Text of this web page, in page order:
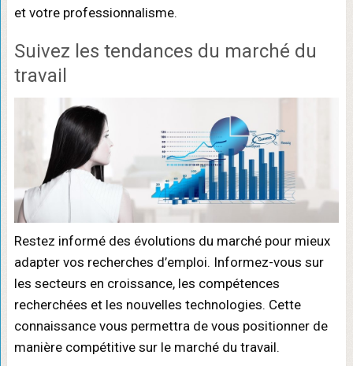
et votre professionnalisme.
Suivez les tendances du marché du
travail
Restez informé des évolutions du marché pour mieux
adapter vos recherches d’emploi. Informez-vous sur
les secteurs en croissance, les compétences
recherchées et les nouvelles technologies. Cette
connaissance vous permettra de vous positionner de
manière compétitive sur le marché du travail.